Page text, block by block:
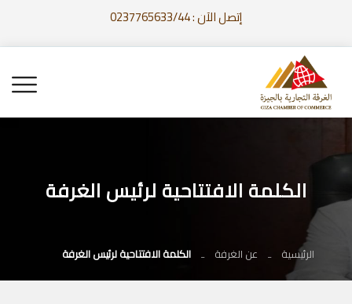
إتصل الآن : 0237765633/44
الكلمة الافتتاحية لرئيس الغرفة
الرئيسية عن الغرفة الكلمة الافتتاحية لرئيس الغرفة